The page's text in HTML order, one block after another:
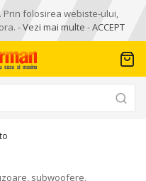
Prin folosirea webiste-ului,
-Vezi mai multe -ACCEPT
subwoofere,